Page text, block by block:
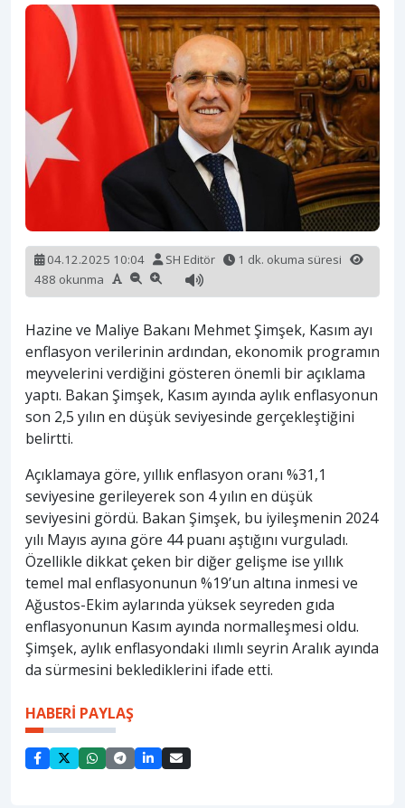
04.12.2025 10:04 SH Editör
1 dk. okuma süresi
488 okunma
Hazine ve Maliye Bakanı Mehmet Şimşek, Kasım ayı
enflasyon verilerinin ardından, ekonomik programın
meyvelerini verdiğini gösteren önemli bir açıklama
yaptı. Bakan Şimşek, Kasım ayında aylık enflasyonun
son 2,5 yılın en düşük seviyesinde gerçekleştiğini
belirtti.
Açıklamaya göre, yıllık enflasyon oranı %31,1
seviyesine gerileyerek son 4 yılın en düşük
seviyesini gördü. Bakan Şimşek, bu iyileşmenin 2024
yılı Mayıs ayına göre 44 puanı aştığını vurguladı.
Özellikle dikkat çeken bir diğer gelişme ise yıllık
temel mal enflasyonunun %19’un altına inmesi ve
Ağustos-Ekim aylarında yüksek seyreden gıda
enflasyonunun Kasım ayında normalleşmesi oldu.
Şimşek, aylık enflasyondaki ılımlı seyrin Aralık ayında
da sürmesini beklediklerini ifade etti.
HABERİ PAYLAŞ